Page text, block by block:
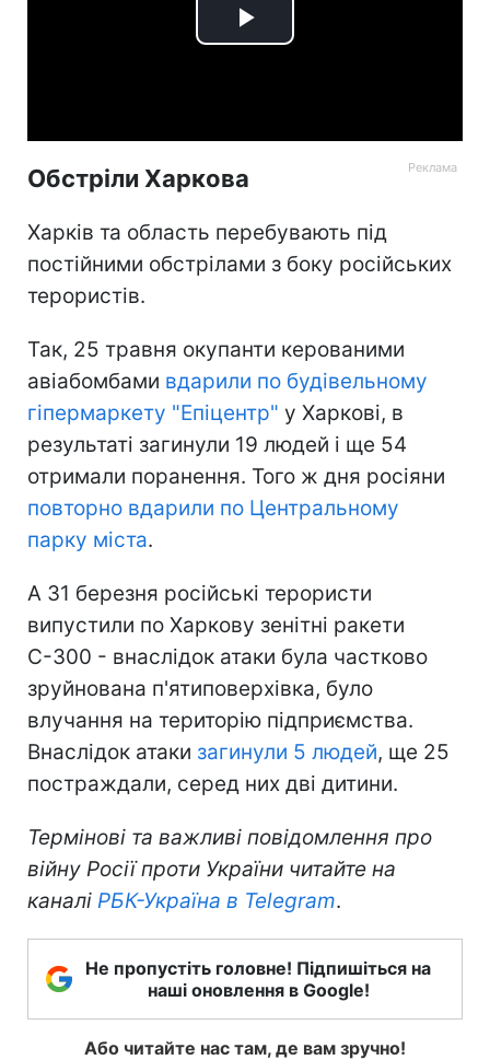
Play
Обстріли Харкова
Харків та область перебувають під
постійними обстрілами з боку російських
терористів.
Так, 25 травня окупанти керованими
авіабомбами вдарили по будівельному
гіпермаркету "Епіцентр" у Харкові, в
результаті загинули 19 людей і ще 54
отримали поранення. Того ж дня росіяни
повторно вдарили по Центральному
парку міста.
А 31 березня російські терористи
випустили по Харкову зенітні ракети
С-300 - внаслідок атаки була частково
зруйнована п'ятиповерхівка, було
влучання на територію підприємства.
Внаслідок атаки загинули 5 людей, ще 25
постраждали, серед них дві дитини.
Термінові та важливі повідомлення про
війну Росії проти України читайте на
каналі РБК-Україна в Telegram.
Не пропустіть головне! Підпишіться на
наші оновлення в Google!
Або читайте нас там, де вам зручно!